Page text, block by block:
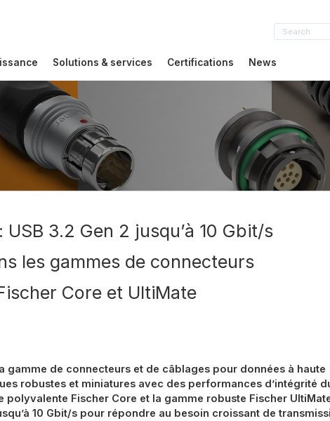
Solutions & services Certifications News
3.2 Gen 2 jusqu’à 10 Gbit/s
les gammes de connecteurs
Core et UltiMate
gamme de connecteurs et de câblages pour données à haute
robustes et miniatures avec des performances d’intégrité
Fischer Core et la gamme robuste Fischer
10 Gbit/s pour répondre au besoin croissant de